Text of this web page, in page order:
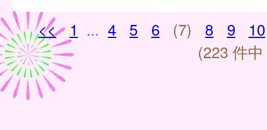
<<
1 ... 4 5 6 (7) 8 9
10
(223 件